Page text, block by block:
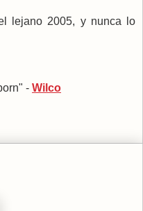
lejano 2005, y nunca lo
- Wilco